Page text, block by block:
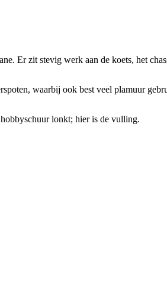
Er zit stevig werk aan de koets, het
waarbij ook best veel plamuur
lonkt; hier is de vulling.